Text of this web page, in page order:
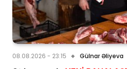
08.08.2026 - 23:15 Gülnar Əliyeva